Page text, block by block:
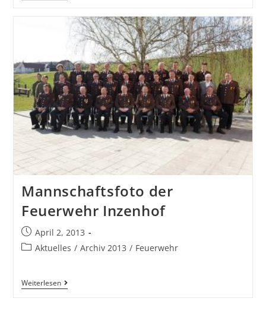
Mannschaftsfoto der
Feuerwehr Inzenhof
April 2, 2013
Aktuelles / Archiv 2013 / Feuerwehr
Weiterlesen